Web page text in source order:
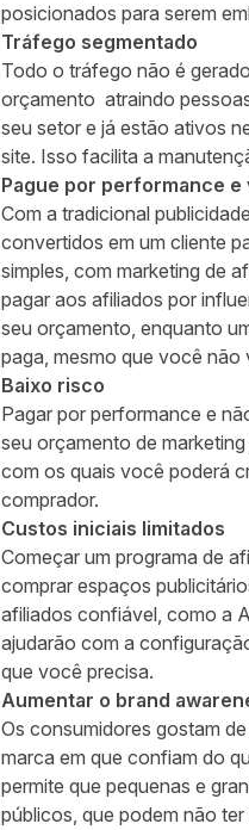
posicionados para serem
Tráfego segmentado
Todo o tráfego não é
orçamento atraindo
seu setor e já estão ativos
site. Isso facilita a
Pague por performance e
Com a tradicional
convertidos em um cliente
simples, com marketing de
pagar aos afiliados por
seu orçamento, enquanto
paga, mesmo que você não
Baixo risco
Pagar por performance e
seu orçamento de
com os quais você poderá
comprador.
Custos iniciais limitados
Começar um programa de
comprar espaços
afiliados confiável, como a
ajudarão com a
que você precisa.
Aumentar o brand
Os consumidores gostam
marca em que confiam do
permite que pequenas e
públicos, que podem não